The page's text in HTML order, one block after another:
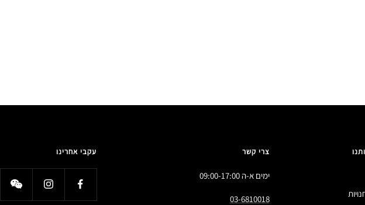
צרי קשר
ימים א-ה 09:00-17:00
03-6810018
עקבי אחרינו